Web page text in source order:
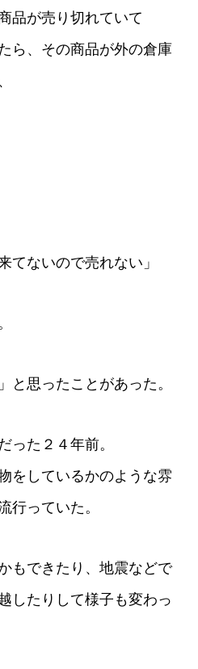
品が売り切れていて
ら、その商品が外の倉庫
てないので売れない」
と思ったことがあった。
った２４年前。
をしているかのような雰
行っていた。
もできたり、地震などで
したりして様子も変わっ